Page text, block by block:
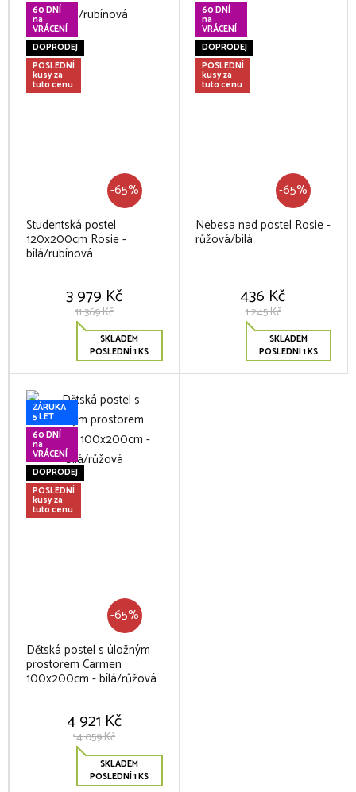
60 DNÍ
na
VRÁCENÍ
DOPRODEJ
POSLEDNÍ
kusy za
tuto cenu
-65%
Studentská postel
120x200cm Rosie -
bílá/rubínová
3 979 Kč
11 369 Kč
SKLADEM
POSLEDNÍ 1 KS
60 DNÍ
na
VRÁCENÍ
DOPRODEJ
POSLEDNÍ
kusy za
tuto cenu
-65%
Nebesa nad postel Rosie -
růžová/bílá
436 Kč
1 245 Kč
SKLADEM
POSLEDNÍ 1 KS
ZÁRUKA
5 LET
60 DNÍ
na
VRÁCENÍ
DOPRODEJ
POSLEDNÍ
kusy za
tuto cenu
-65%
Dětská postel s úložným
prostorem Carmen
100x200cm - bílá/růžová
4 921 Kč
14 059 Kč
SKLADEM
POSLEDNÍ 1 KS